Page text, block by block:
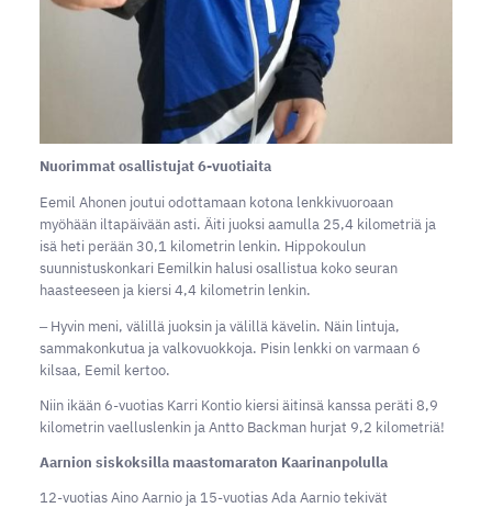
Nuorimmat osallistujat 6-vuotiaita
Eemil Ahonen joutui odottamaan kotona lenkkivuoroaan
myöhään iltapäivään asti. Äiti juoksi aamulla 25,4 kilometriä ja
isä heti perään 30,1 kilometrin lenkin. Hippokoulun
suunnistuskonkari Eemilkin halusi osallistua koko seuran
haasteeseen ja kiersi 4,4 kilometrin lenkin.
‒ Hyvin meni, välillä juoksin ja välillä kävelin. Näin lintuja,
sammakonkutua ja valkovuokkoja. Pisin lenkki on varmaan 6
kilsaa, Eemil kertoo.
Niin ikään 6-vuotias Karri Kontio kiersi äitinsä kanssa peräti 8,9
kilometrin vaelluslenkin ja Antto Backman hurjat 9,2 kilometriä!
Aarnion siskoksilla maastomaraton Kaarinanpolulla
12-vuotias Aino Aarnio ja 15-vuotias Ada Aarnio tekivät